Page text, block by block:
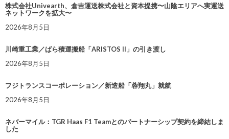
株式会社Univearth、倉吉運送株式会社と資本提携〜山陰エリアへ実運送
ネットワークを拡大〜
2026年8月5日
川崎重工業／ばら積運搬船「ARISTOS II」の引き渡し
2026年8月5日
フジトランスコーポレーション／新造船「蓉翔丸」就航
2026年8月5日
ネバーマイル：TGR Haas F1 Teamとのパートナーシップ契約を締結しま
した